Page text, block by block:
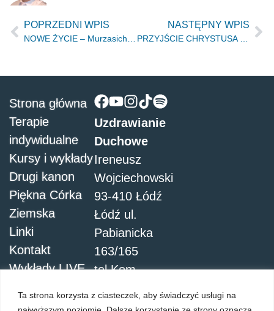
Ta strona korzysta z ciasteczek, aby świadczyć usługi na
POPRZEDNI WPIS
NOWE ŻYCIE – Murzasichle, grudzień 2019
NASTĘPNY WPIS
PRZYJŚCIE CHRYSTUSA – Łódź, 03.04.2020r.
Uzdrawianie
Duchowe
Ireneusz
Wojciechowski
93-410 Łódź
Łódź ul.
Pabianicka
163/165
tel.Kom.
Strona główna
Terapie
indywidualne
Kursy i wykłady
Drugi kanon
Piękna Córka
Ziemska
Linki
Kontakt
Wykłady LIVE